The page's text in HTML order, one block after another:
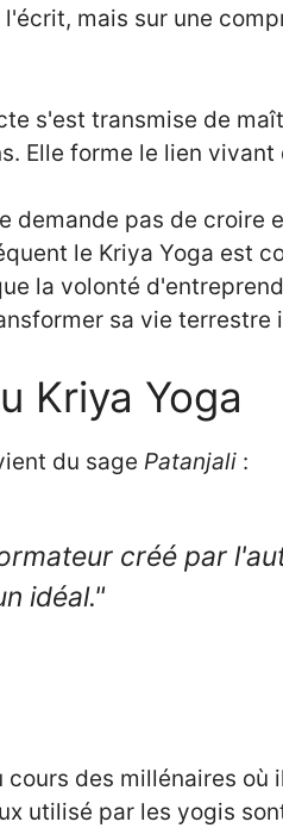
mais sur une
s'est transmise de
Elle forme le lien vivant
demande pas de croire
le Kriya Yoga est
la volonté
sa vie terrestre
Kriya Yoga
du sage Patanjali :
créé par
idéal."
des millénaires
utilisé par les yogis